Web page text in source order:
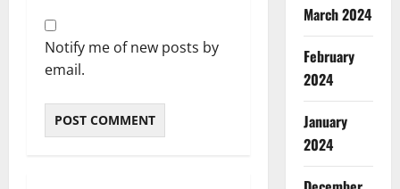
Notify me of new posts by
email.
March 2024
February
2024
January
2024